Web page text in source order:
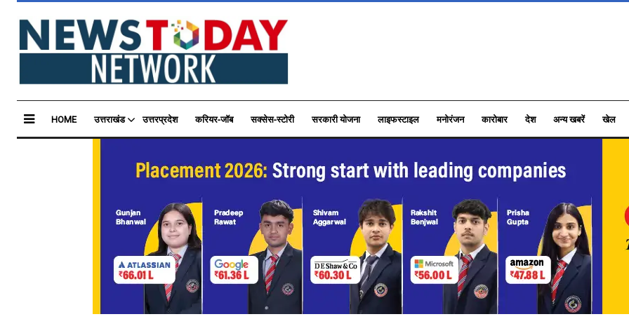
HOME उत्तराखंड उत्तरप्रदेश करियर-जॉब सक्सेस-स्टोरी सरकारी योजना लाइफस्टाइल मनोरंजन कारोबार देश अन्य खबरें खेल